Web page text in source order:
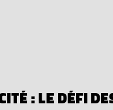
: LE DÉFI